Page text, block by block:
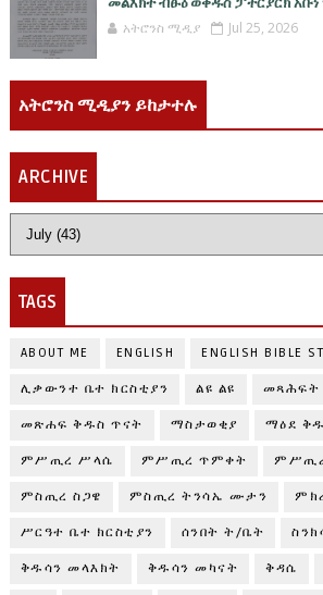
አትሮንስ ሚዲያ Jul 25, 2026
አትሮንስ ሚዲያን ይከታተሉ
ARCHIVE
TAGS
ABOUT ME ENGLISH ENGLISH BIBLE
ሊቃውንተ ቤተ ክርስቲያን ልዩ ልዩ መጻሕፍት
መጽሐፍ ቅዱስ ጥናት ማስታወቂያ ማዕደ
ምሥጢረ ሥላሴ ምሥጢረ ጥምቀት
ምስጢረ ስጋዌ ምስጢረ ትንሳኤ ሙታን
ሥርዓተ ቤተ ክርስቲያን ሰንበት ት/ቤት
ቅዱሳን መላእክት ቅዱሳን መካናት ቅዳሴ